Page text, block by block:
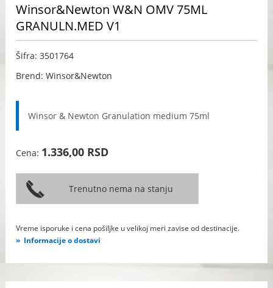
Winsor&Newton W&N OMV 75ML
GRANULN.MED V1
Šifra: 3501764
Brend: Winsor&Newton
Winsor & Newton Granulation medium 75ml
Cena: 1.336,00 RSD
Vreme isporuke i cena pošiljke u velikoj meri zavise od destinacije.
Informacije o dostavi